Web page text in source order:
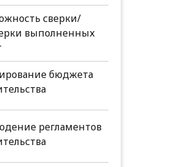
сверки/
выполненных
бюджета
регламентов